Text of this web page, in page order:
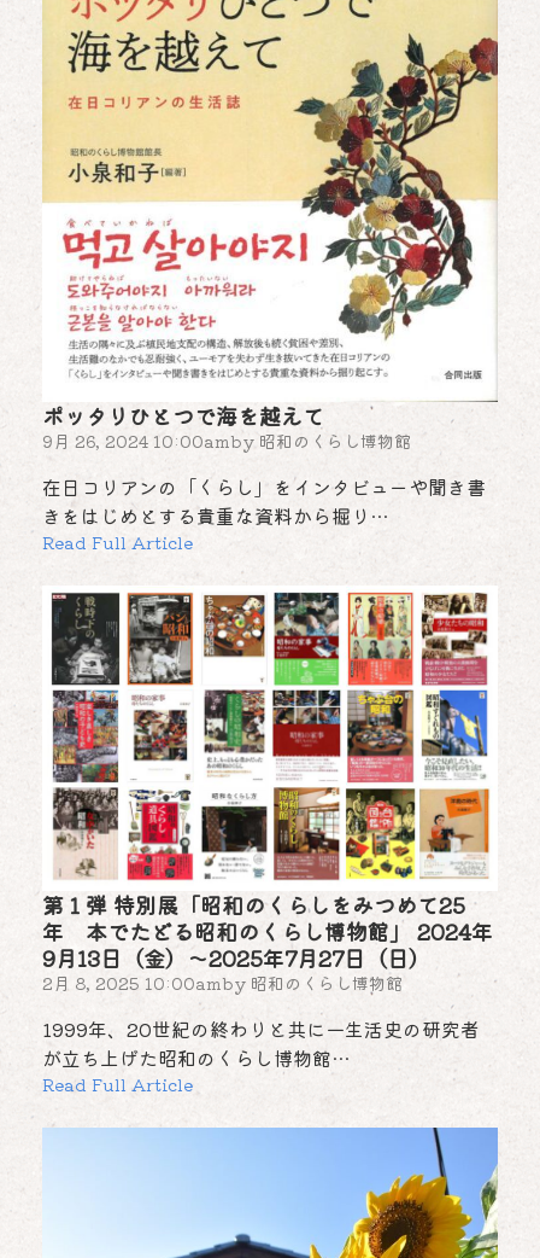
ポッタリひとつで海を越えて
9月 26, 2024 10:00amby 昭和のくらし博物館
在日コリアンの「くらし」をインタビューや聞き書
きをはじめとする貴重な資料から掘り…
Read Full Article
第１弾 特別展「昭和のくらしをみつめて25
年 本でたどる昭和のくらし博物館」 2024年
9月13日（金）～2025年7月27日（日）
2月 8, 2025 10:00amby 昭和のくらし博物館
1999年、20世紀の終わりと共に一生活史の研究者
が立ち上げた昭和のくらし博物館…
Read Full Article